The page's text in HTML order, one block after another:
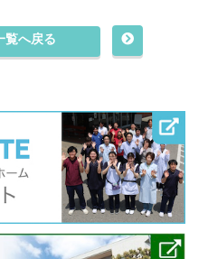
覧へ戻る